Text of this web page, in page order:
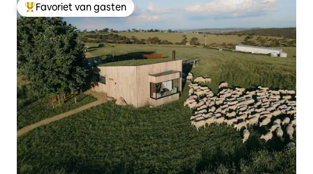
Topfavoriet van gasten
Favoriet van gasten